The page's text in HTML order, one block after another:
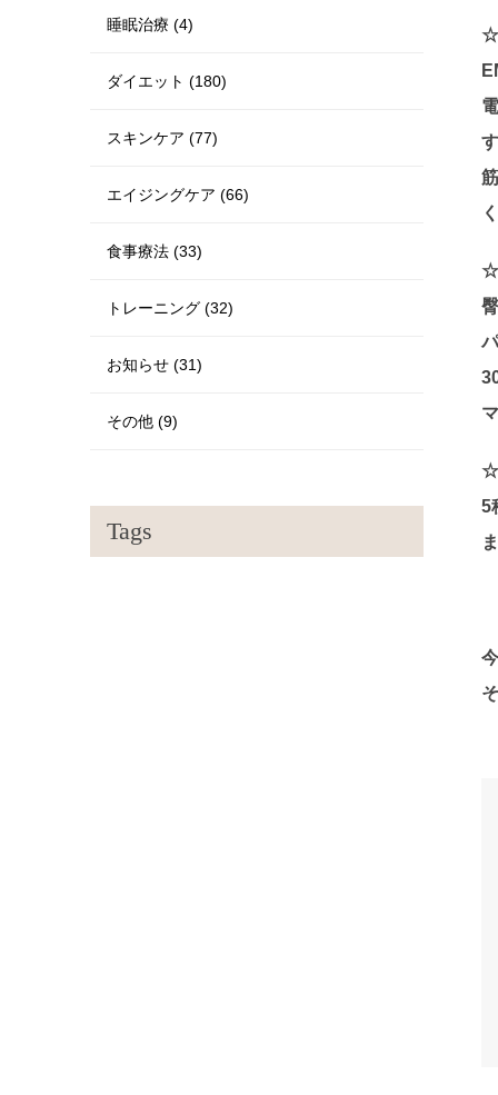
☆
☆
☆
5
睡眠治療 (4)
ダイエット (180)
スキンケア (77)
エイジングケア (66)
食事療法 (33)
トレーニング (32)
お知らせ (31)
その他 (9)
Tags